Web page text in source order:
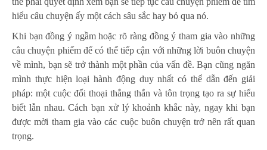
hiểu câu chuyện ấy một cách sâu sắc hay bỏ qua nó.
Khi bạn đồng ý ngầm hoặc rõ ràng đồng ý tham gia vào những
câu chuyện phiếm để có thể tiếp cận với những lời buôn chuyện
về mình, bạn sẽ trở thành một phần của vấn đề. Bạn cũng ngăn
mình thực hiện loại hành động duy nhất có thể dẫn đến giải
pháp: một cuộc đối thoại thẳng thắn và tôn trọng tạo ra sự hiểu
biết lẫn nhau. Cách bạn xử lý khoảnh khắc này, ngay khi bạn
được mời tham gia vào các cuộc buôn chuyện trở nên rất quan
trọng.